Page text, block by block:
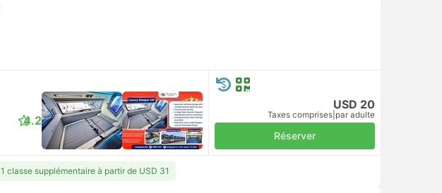
4.2
USD 20
Taxes comprises par adulte
Réserver
1 classe supplémentaire à partir de USD 31